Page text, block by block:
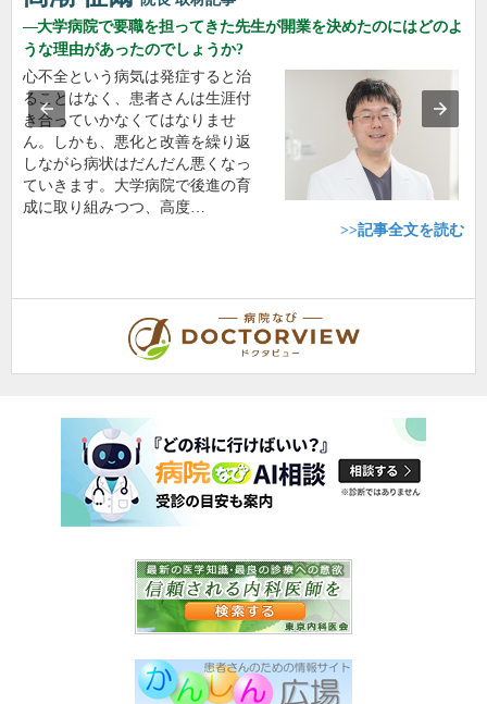
大学病院で要職を担ってきた先生が開業を決めたのにはどのよ
うな理由があったのでしょうか?
心不全という病気は発症すると治
ることはなく、患者さんは生涯付
き合っていかなくてはなりませ
ん。しかも、悪化と改善を繰り返
しながら病状はだんだん悪くなっ
ていきます。大学病院で後進の育
成に取り組みつつ、高度…
>>記事全文を読む